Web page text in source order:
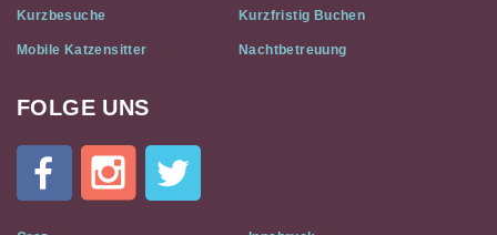
Kurzbesuche Kurzfristig Buchen
Mobile Katzensitter Nachtbetreuung
Cat
Flat
FOLGE UNS